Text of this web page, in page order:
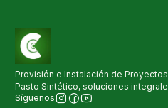
Provisión e Instalación de
Pasto Sintético, soluciones
Síguenos